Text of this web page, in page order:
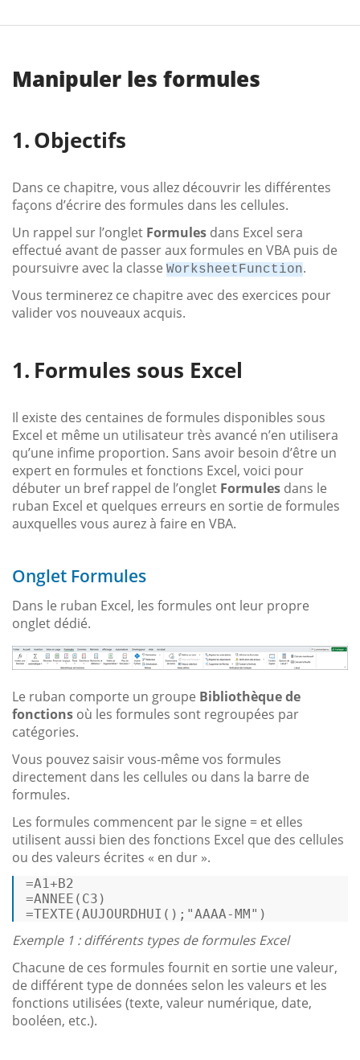
Manipuler les formules
Objectifs
Dans ce chapitre, vous allez découvrir les différentes
façons d’écrire des formules dans les cellules.
Un rappel sur l’onglet Formules dans Excel sera
effectué avant de passer aux formules en VBA puis de
poursuivre avec la classe WorksheetFunction.
Vous terminerez ce chapitre avec des exercices pour
valider vos nouveaux acquis.
Formules sous Excel
Il existe des centaines de formules disponibles sous
Excel et même un utilisateur très avancé n’en utilisera
qu’une infime proportion. Sans avoir besoin d’être un
expert en formules et fonctions Excel, voici pour
débuter un bref rappel de l’onglet Formules dans le
ruban Excel et quelques erreurs en sortie de formules
auxquelles vous aurez à faire en VBA.
Onglet Formules
Dans le ruban Excel, les formules ont leur propre
onglet dédié.
Le ruban comporte un groupe Bibliothèque de
fonctions où les formules sont regroupées par
catégories.
Vous pouvez saisir vous-même vos formules
directement dans les cellules ou dans la barre de
formules.
Les formules commencent par le signe = et elles
utilisent aussi bien des fonctions Excel que des cellules
ou des valeurs écrites « en dur ».
=A1+B2
=ANNEE(C3)
=TEXTE(AUJOURDHUI(); "AAAA-MM" )
Exemple 1 : différents types de formules Excel
Chacune de ces formules fournit en sortie une valeur,
de différent type de données selon les valeurs et les
fonctions utilisées (texte, valeur numérique, date,
booléen, etc.).